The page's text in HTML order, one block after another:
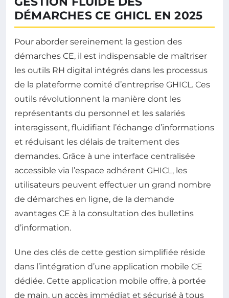
DÉMARCHES CE GHICL EN 2025
Pour aborder sereinement la gestion des
démarches CE, il est indispensable de maîtriser
les outils RH digital intégrés dans les processus
de la plateforme comité d’entreprise GHICL. Ces
outils révolutionnent la manière dont les
représentants du personnel et les salariés
interagissent, fluidifiant l’échange d’informations
et réduisant les délais de traitement des
demandes. Grâce à une interface centralisée
accessible via l’espace adhérent GHICL, les
utilisateurs peuvent effectuer un grand nombre
de démarches en ligne, de la demande
avantages CE à la consultation des bulletins
d’information.
Une des clés de cette gestion simplifiée réside
dans l’intégration d’une application mobile CE
dédiée. Cette application mobile offre, à portée
de main, un accès immédiat et sécurisé à tous